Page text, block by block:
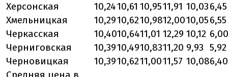
Херсонская
10,2410,61 10,9511,91 10,036,45
Хмельницкая
10,2910,6210,9812,0010,056,55
Черкасская
10,4010,6411,01 12,29 10,12 6,00
Черниговская
10,3910,4910,8311,20 9,93 5,92
Черновицкая
10,3910,6211,0011,57 10,086,40